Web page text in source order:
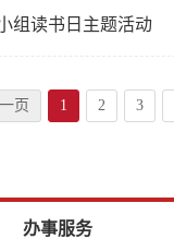
组读书日主题活动
一页 1 2 3
办事服务